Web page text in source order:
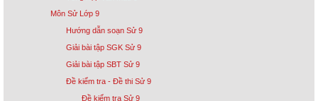
Môn Sử Lớp 9
Hướng dẫn soạn Sử 9
Giải bài tập SGK Sử 9
Giải bài tập SBT Sử 9
Đề kiểm tra - Đề thi Sử 9
Đề kiểm tra Sử 9